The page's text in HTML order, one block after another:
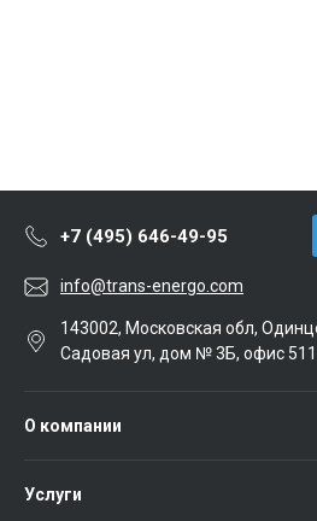
+7 (495) 646-49-95
info@trans-energo.com
143002, Московская обл,
Садовая ул, дом № 3Б, офис 511
О компании
Услуги